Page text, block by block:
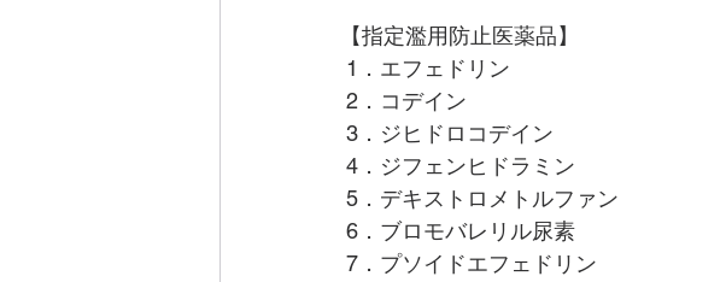
【指定濫用防止医薬品】
1．エフェドリン
2．コデイン
3．ジヒドロコデイン
4．ジフェンヒドラミン
5．デキストロメトルファン
6．ブロモバレリル尿素
7．プソイドエフェドリン